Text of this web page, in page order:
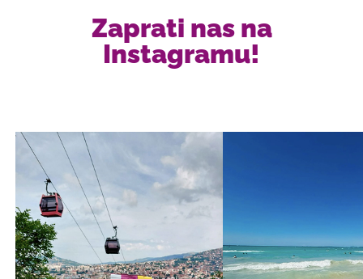
Zaprati nas na
Instagramu!